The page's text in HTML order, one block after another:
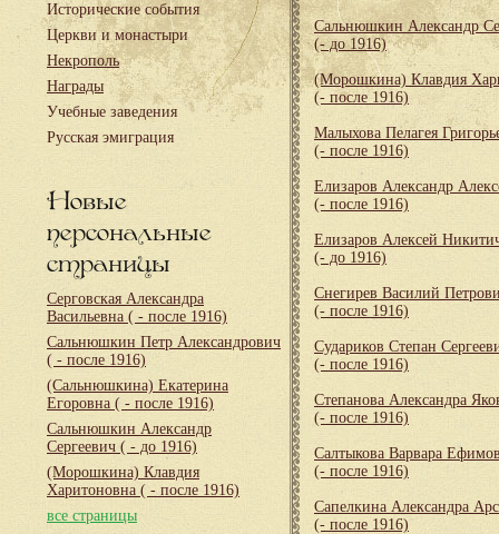
Исторические события
Церкви и монастыри
Некрополь
Награды
Учебные заведения
Русская эмиграция
Новые
персональные
страницы
Серговская Александра
Васильевна ( - после 1916)
Сальнюшкин Петр Александрович
( - после 1916)
(Сальнюшкина) Екатерина
Егоровна ( - после 1916)
Сальнюшкин Александр
Сергеевич ( - до 1916)
(Морошкина) Клавдия
Харитоновна ( - после 1916)
все страницы
Сальнюшкин Александр
(- до 1916)
(Морошкина) Клавдия
(- после 1916)
Малыхова Пелагея
(- после 1916)
Елизаров Александр
(- после 1916)
Елизаров Алексей
(- до 1916)
Снегирев Василий
(- после 1916)
Судариков Степан
(- после 1916)
Степанова Александра
(- после 1916)
Салтыкова Варвара
(- после 1916)
Сапелкина Александра
(- после 1916)